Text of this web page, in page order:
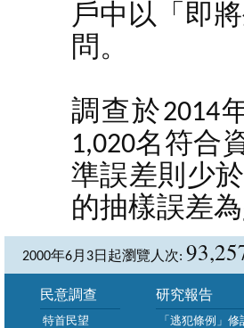
戶中以「即
問。
調查於2014
1,020名符合
準誤差則少
的抽樣誤差
2000年6月3日起瀏覽人次:
民意調查
特首民望
研究報告
「逃犯條例」